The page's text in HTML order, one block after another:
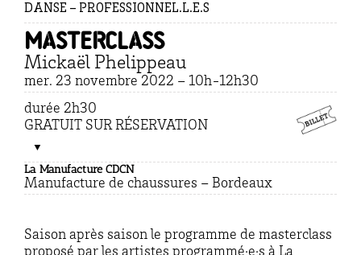
DANSE – PROFESSIONNEL.L.E.S
masterclass
Mickaël Phelippeau
mer. 23 novembre 2022 – 10h-12h30
durée 2h30
GRATUIT SUR RÉSERVATION
La Manufacture CDCN
Manufacture de chaussures – Bordeaux
Saison après saison le programme de masterclass